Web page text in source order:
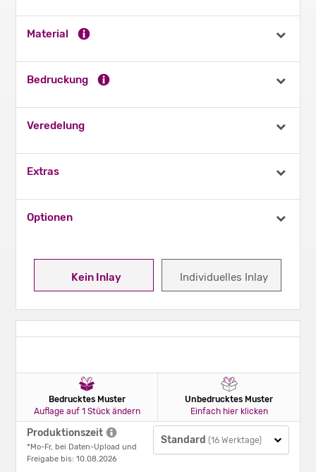
Kein Inlay Individuelles Inlay
Material
Bedruckung
Veredelung
Extras
Optionen
Bedrucktes Muster
Auflage auf 1 Stück ändern
Unbedrucktes Muster
Einfach hier klicken
Produktionszeit
*Mo-Fr, bei Daten-Upload und
Freigabe bis: 10.08.2026
Standard (16 Werktage)